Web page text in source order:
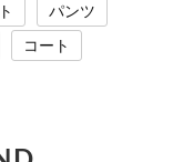
パンツ
コート